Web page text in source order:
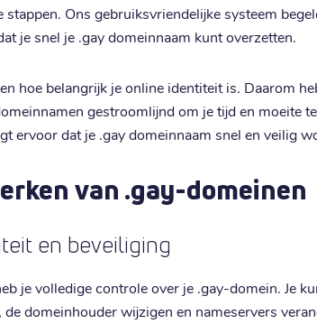
stappen. Ons gebruiksvriendelijke systeem
je snel je .gay domeinnaam kunt overzetten.
hoe belangrijk je online identiteit is. Daarom
gestroomlijnd om je tijd en moeite
ervoor dat je .gay domeinnaam snel en veilig
van .gay-domeinen
en beveiliging
je volledige controle over je .gay-domein. Je
de domeinhouder wijzigen en nameservers